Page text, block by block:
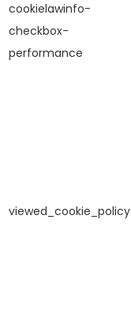
cookielawinfo-
checkbox-
performance
viewed_cookie_policy